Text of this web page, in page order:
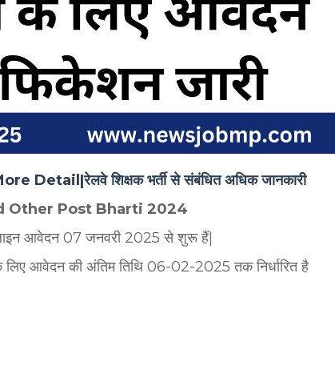
Detail|रेलवे शिक्षक भर्ती से संबंधित अधिक जानकारी
Other Post Bharti 2024
आवेदन 07 जनवरी 2025 से शुरू हैं|
लिए आवेदन की अंतिम तिथि 06-02-2025 तक निर्धारित है